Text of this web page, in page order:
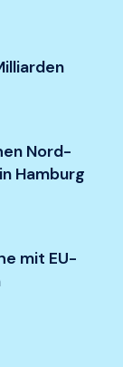
Nord-
Hamburg
mit EU-